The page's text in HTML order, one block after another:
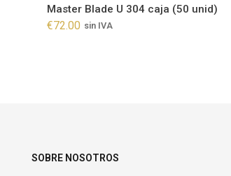
Master Blade U 304 caja (50 unid)
€72.00 sin IVA
SOBRE NOSOTROS